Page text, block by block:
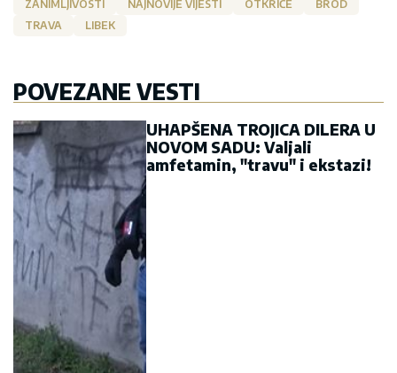
ZANIMLJIVOSTI NAJNOVIJE VIJESTI OTKRIĆE
BROD
TRAVA
LIBEK
POVEZANE VESTI
UHAPŠENA TROJICA DILERA U
NOVOM SADU: Valjali
amfetamin, "travu" i ekstazi!